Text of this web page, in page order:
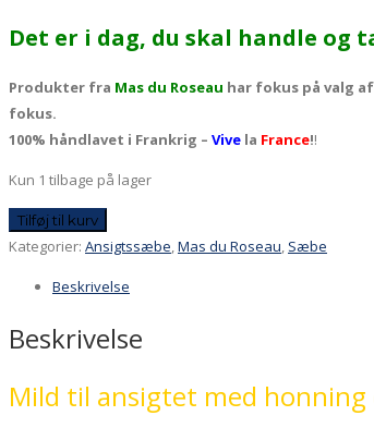
Det er i dag, du skal handle og
Produkter fra Mas du Roseau har fokus på valg
fokus.
100% håndlavet i Frankrig – Vive la France!!
Kun 1 tilbage på lager
Fast
ansigtssæbe
Roseau,
80g
Tilføj til kurv
Kategorier: Ansigtssæbe Mas du Roseau Sæbe
Beskrivelse
Beskrivelse
Mild til ansigtet med honning